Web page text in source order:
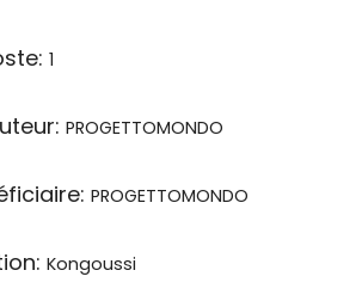
1
PROGETTOMONDO
PROGETTOMONDO
Kongoussi